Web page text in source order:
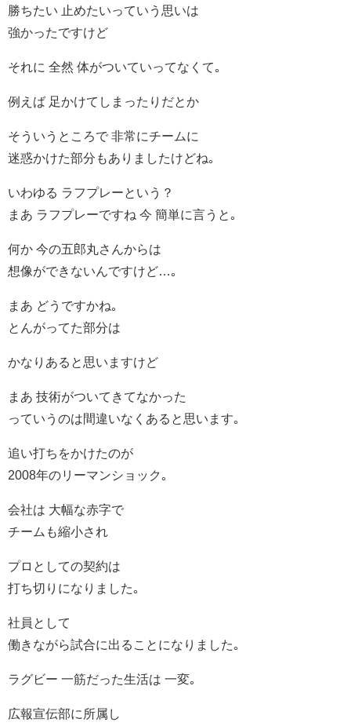
勝ちたい 止めたいっていう思いは
強かったですけど
それに 全然 体がついていってなくて｡
例えば 足かけてしまったりだとか
そういうところで 非常にチームに
迷惑かけた部分もありましたけどね｡
いわゆる ラフプレーという？
まあ ラフプレーですね 今 簡単に言うと｡
何か 今の五郎丸さんからは
想像ができないんですけど…｡
まあ どうですかね｡
とんがってた部分は
かなりあると思いますけど
まあ 技術がついてきてなかった
っていうのは間違いなくあると思います｡
追い打ちをかけたのが
2008年のリーマンショック｡
会社は 大幅な赤字で
チームも縮小され
プロとしての契約は
打ち切りになりました｡
社員として
働きながら試合に出ることになりました｡
ラグビー 一筋だった生活は 一変｡
広報宣伝部に所属し